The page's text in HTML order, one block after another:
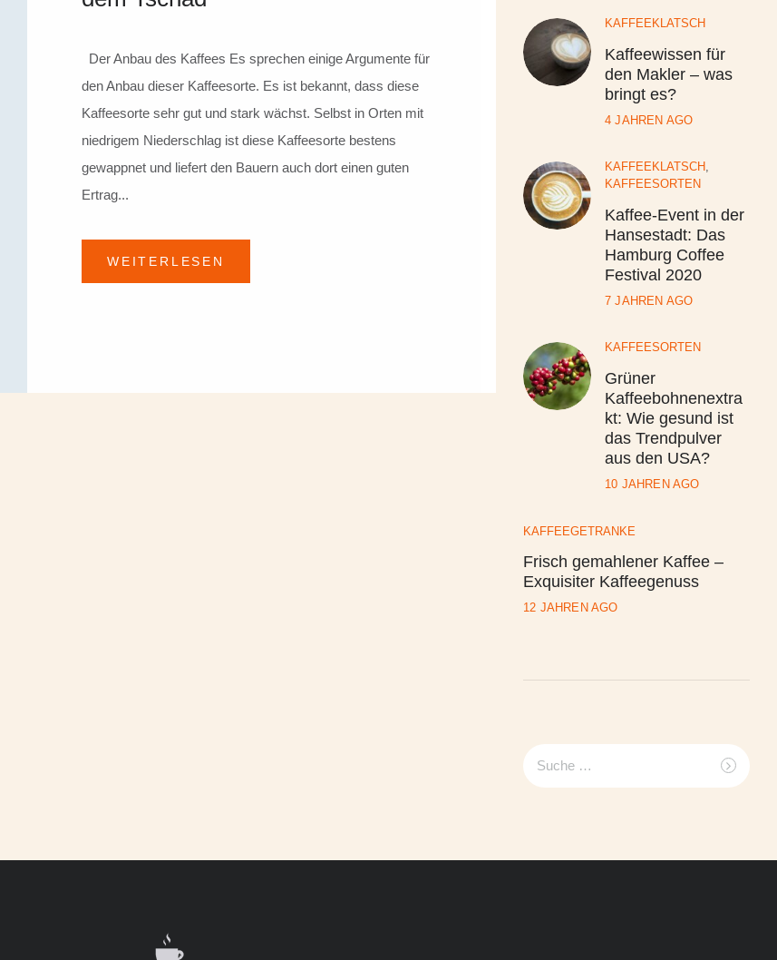
Der Anbau des Kaffees Es sprechen einige Argumente für
den Anbau dieser Kaffeesorte. Es ist bekannt, dass diese
Kaffeesorte sehr gut und stark wächst. Selbst in Orten mit
niedrigem Niederschlag ist diese Kaffeesorte bestens
gewappnet und liefert den Bauern auch dort einen guten
Ertrag...
WEITERLESEN
KAFFEEKLATSCH
Kaffeewissen für
den Makler – was
bringt es?
4 JAHREN AGO
KAFFEEKLATSCH,
KAFFEESORTEN
Kaffee-Event in der
Hansestadt: Das
Hamburg Coffee
Festival 2020
7 JAHREN AGO
KAFFEESORTEN
Grüner
Kaffeebohnenextra
kt: Wie gesund ist
das Trendpulver
aus den USA?
10 JAHREN AGO
KAFFEEGETRÄNKE
Frisch gemahlener Kaffee –
Exquisiter Kaffeegenuss
12 JAHREN AGO
Suche
nach: